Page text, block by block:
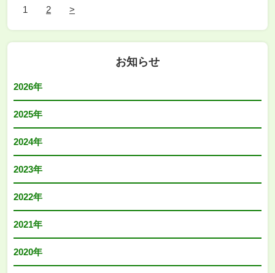
1 2 >
お知らせ
2026年
2025年
2024年
2023年
2022年
2021年
2020年